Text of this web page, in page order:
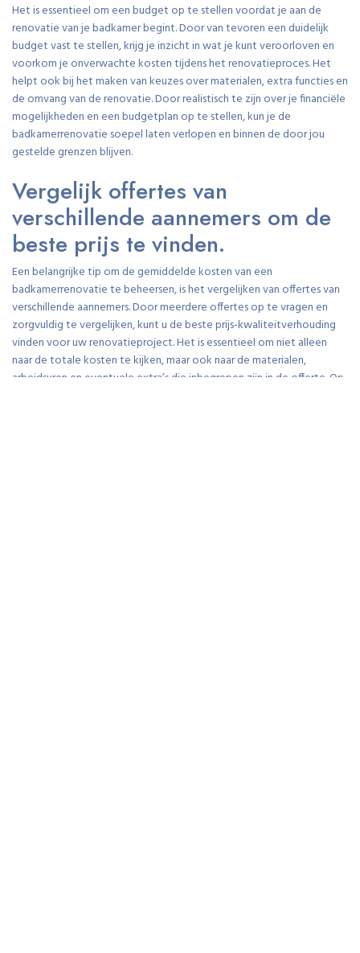
Het is essentieel om een budget op te stellen voordat je aan de
renovatie van je badkamer begint. Door van tevoren een duidelijk
budget vast te stellen, krijg je inzicht in wat je kunt veroorloven en
voorkom je onverwachte kosten tijdens het renovatieproces. Het
helpt ook bij het maken van keuzes over materialen, extra functies en
de omvang van de renovatie. Door realistisch te zijn over je financiële
mogelijkheden en een budgetplan op te stellen, kun je de
badkamerrenovatie soepel laten verlopen en binnen de door jou
gestelde grenzen blijven.
Vergelijk offertes van
verschillende aannemers om de
beste prijs te vinden.
Een belangrijke tip om de gemiddelde kosten van een
badkamerrenovatie te beheersen, is het vergelijken van offertes van
verschillende aannemers. Door meerdere offertes op te vragen en
zorgvuldig te vergelijken, kunt u de beste prijs-kwaliteitverhouding
vinden voor uw renovatieproject. Het is essentieel om niet alleen
naar de totale kosten te kijken, maar ook naar de materialen,
arbeidsuren en eventuele extra’s die inbegrepen zijn in de offerte. Op